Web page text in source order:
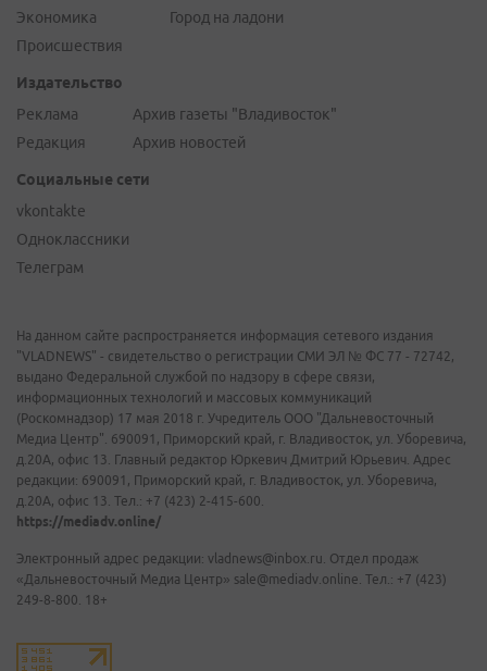
Экономика
Происшествия
Город на ладони
Издательство
Реклама
Редакция
Архив газеты "Владивосток"
Архив новостей
Социальные сети
vkontakte
Одноклассники
Телеграм
На данном сайте распространяется информация сетевого издания
"VLADNEWS" - свидетельство о регистрации СМИ ЭЛ № ФС 77 - 72742,
выдано Федеральной службой по надзору в сфере связи,
информационных технологий и массовых коммуникаций
(Роскомнадзор) 17 мая 2018 г. Учредитель ООО "Дальневосточный
Медиа Центр". 690091, Приморский край, г. Владивосток, ул. Уборевича,
д.20А, офис 13. Главный редактор Юркевич Дмитрий Юрьевич. Адрес
редакции: 690091, Приморский край, г. Владивосток, ул. Уборевича,
д.20А, офис 13. Тел.: +7 (423) 2-415-600.
https://mediadv.online/
Электронный адрес редакции: vladnews@inbox.ru. Отдел продаж
«Дальневосточный Медиа Центр» sale@mediadv.online. Тел.: +7 (423)
249-8-800. 18+